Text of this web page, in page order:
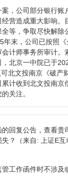
，公司部分银行
营造成重大影响
等，争取尽快解除
末，公司已按照
计师事务所审计
北京一中院已于
北文投南京《破产
计收到北文投南
关注。
回复公告，查看贵
？
（来自: 上证E互
工作函件时不涉